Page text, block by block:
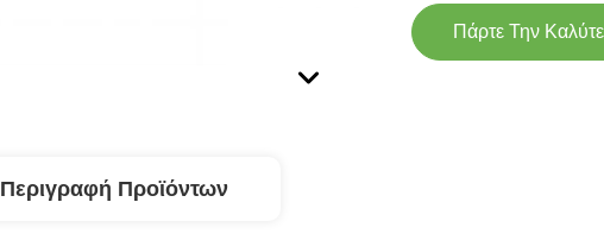
Πάρτε Την
Περιγραφή Προϊόντων